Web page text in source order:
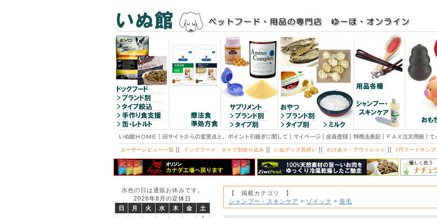
ユーザーレビュー一覧 || ドッグフード タイプ別絞り込み || いぬグッズ見繕い || わけあり・アウトレット || 1円フードサンプ
水色の日は通販お休みです。
2026年8月の定休日
日
月 火 水 木 金
土
【 掲載カテゴリ 】
シャンプー・スキンケア > ゾイック > 長毛